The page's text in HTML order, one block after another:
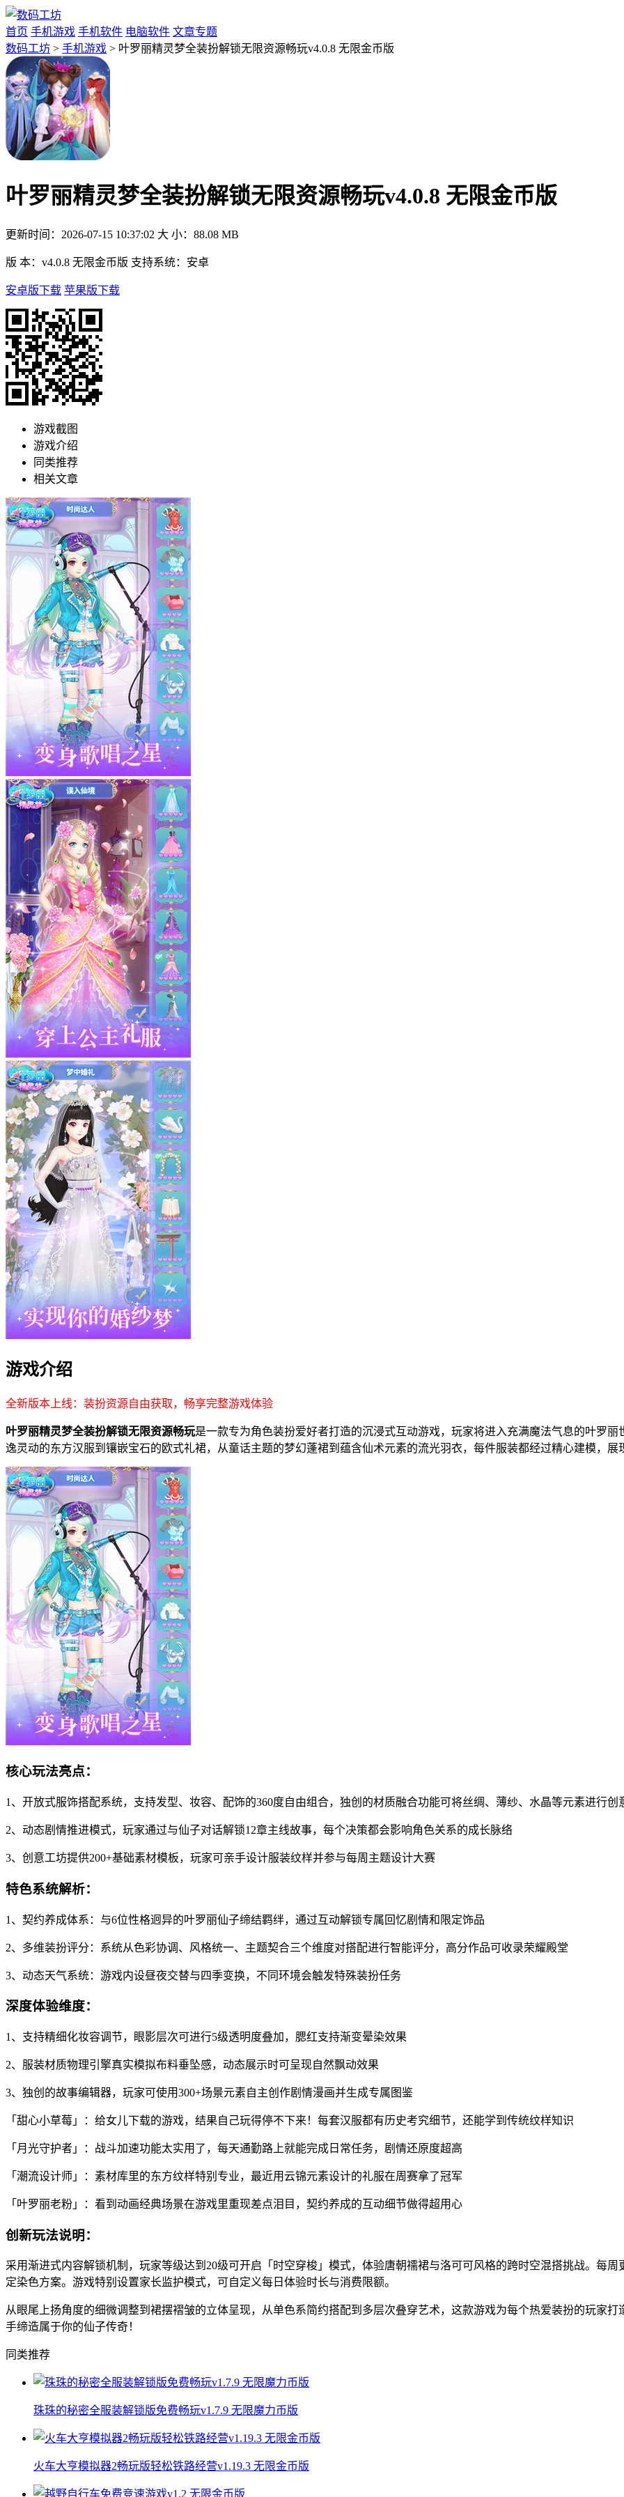
首页 手机游戏 手机软件 电脑软件 文章专题
数码工坊 > 手机游戏 > 叶罗丽精灵梦全装扮解锁无限资源畅玩v4.0.8 无限金币版
叶罗丽精灵梦全装扮解锁无限资源畅玩v4.0.8 无限金币版
更新时间： 2026-07-15 10:37:02 大 小： 88.08 MB
版 本： v4.0.8 无限金币版 支持系统： 安卓
安卓版下载 苹果版下载
游戏截图
游戏介绍
同类推荐
相关文章
游戏介绍
全新版本上线：装扮资源自由获取，畅享完整游戏体验
叶罗丽精灵梦全装扮解锁无限资源畅玩是一款专为角色装扮爱好者打造的沉浸式互动游戏，玩家将进入充满魔法气息的叶罗
逸灵动的东方汉服到镶嵌宝石的欧式礼裙，从童话主题的梦幻蓬裙到蕴含仙术元素的流光羽衣，每件服装都经过精心建模，展
核心玩法亮点：
1、开放式服饰搭配系统，支持发型、妆容、配饰的360度自由组合，独创的材质融合功能可将丝绸、薄纱、水晶等元素进行创
2、动态剧情推进模式，玩家通过与仙子对话解锁12章主线故事，每个决策都会影响角色关系的成长脉络
3、创意工坊提供200+基础素材模板，玩家可亲手设计服装纹样并参与每周主题设计大赛
特色系统解析：
1、契约养成体系：与6位性格迥异的叶罗丽仙子缔结羁绊，通过互动解锁专属回忆剧情和限定饰品
2、多维装扮评分：系统从色彩协调、风格统一、主题契合三个维度对搭配进行智能评分，高分作品可收录荣耀殿堂
3、动态天气系统：游戏内设昼夜交替与四季变换，不同环境会触发特殊装扮任务
深度体验维度：
1、支持精细化妆容调节，眼影层次可进行5级透明度叠加，腮红支持渐变晕染效果
2、服装材质物理引擎真实模拟布料垂坠感，动态展示时可呈现自然飘动效果
3、独创的故事编辑器，玩家可使用300+场景元素自主创作剧情漫画并生成专属图鉴
「甜心小草莓」：给女儿下载的游戏，结果自己玩得停不下来！每套汉服都有历史考究细节，还能学到传统纹样知识
「月光守护者」：战斗加速功能太实用了，每天通勤路上就能完成日常任务，剧情还原度超高
「潮流设计师」：素材库里的东方纹样特别专业，最近用云锦元素设计的礼服在周赛拿了冠军
「叶罗丽老粉」：看到动画经典场景在游戏里重现差点泪目，契约养成的互动细节做得超用心
创新玩法说明：
采用渐进式内容解锁机制，玩家等级达到20级可开启「时空穿梭」模式，体验唐朝襦裙与洛可可风格的跨时空混搭挑战。每
定染色方案。游戏特别设置家长监护模式，可自定义每日体验时长与消费限额。
从眼尾上扬角度的细微调整到裙摆褶皱的立体呈现，从单色系简约搭配到多层次叠穿艺术，这款游戏为每个热爱装扮的玩家
手缔造属于你的仙子传奇！
同类推荐
珠珠的秘密全服装解锁版免费畅玩v1.7.9 无限魔力币版
火车大亨模拟器2畅玩版轻松铁路经营v1.19.3 无限金币版